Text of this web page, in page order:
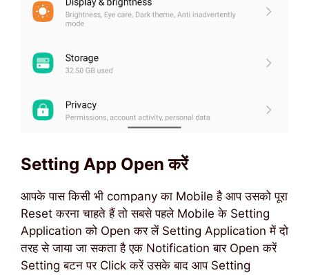
Setting App Open करें
आपके पास किसी भी company का Mobile है आप उसको पूरा
Reset करना चाहते हैं तो सबसे पहले Mobile के Setting
Application को Open कर लें Setting Application में दो
तरह से जाया जा सकता है एक Notification बार Open करें
Setting बटन पर Click करें उसके बाद आप Setting